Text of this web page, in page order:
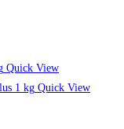
Quick View
Quick View